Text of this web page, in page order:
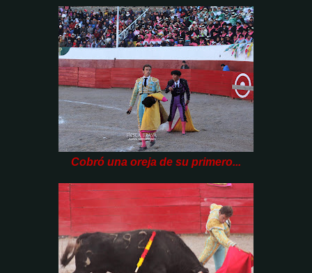
Cobró una oreja de su primero...